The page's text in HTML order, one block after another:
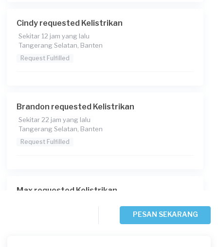
Cindy requested Kelistrikan
Sekitar 12 jam yang lalu
Tangerang Selatan, Banten
Request Fulfilled
Brandon requested Kelistrikan
Sekitar 22 jam yang lalu
Tangerang Selatan, Banten
Request Fulfilled
Max requested Kelistrikan
PESAN SEKARANG